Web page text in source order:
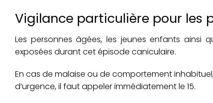
Vigilance particulière pour les
Les personnes âgées, les jeunes enfants ainsi
exposées durant cet épisode caniculaire.
En cas de malaise ou de comportement
d’urgence, il faut appeler immédiatement le 15.